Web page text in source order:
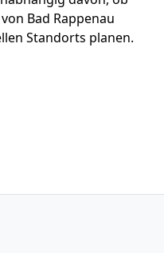
Bad Rappenau
Standorts planen.